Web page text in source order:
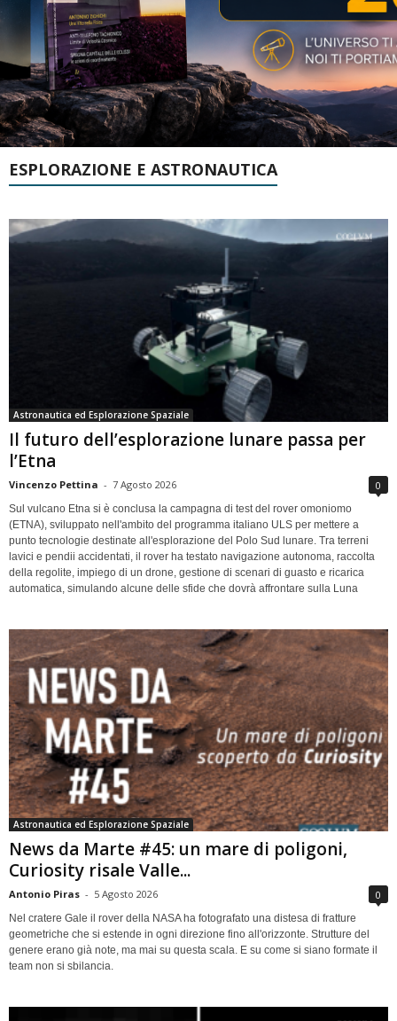
ESPLORAZIONE E ASTRONAUTICA
Astronautica ed Esplorazione Spaziale
Il futuro dell’esplorazione lunare passa per
l’Etna
Vincenzo Pettina - 7 Agosto 2026 0
Sul vulcano Etna si è conclusa la campagna di test del rover omoniomo
(ETNA), sviluppato nell'ambito del programma italiano ULS per mettere a
punto tecnologie destinate all'esplorazione del Polo Sud lunare. Tra terreni
lavici e pendii accidentati, il rover ha testato navigazione autonoma, raccolta
della regolite, impiego di un drone, gestione di scenari di guasto e ricarica
automatica, simulando alcune delle sfide che dovrà affrontare sulla Luna
Astronautica ed Esplorazione Spaziale
News da Marte #45: un mare di poligoni,
Curiosity risale Valle...
Antonio Piras - 5 Agosto 2026 0
Nel cratere Gale il rover della NASA ha fotografato una distesa di fratture
geometriche che si estende in ogni direzione fino all'orizzonte. Strutture del
genere erano già note, ma mai su questa scala. E su come si siano formate il
team non si sbilancia.